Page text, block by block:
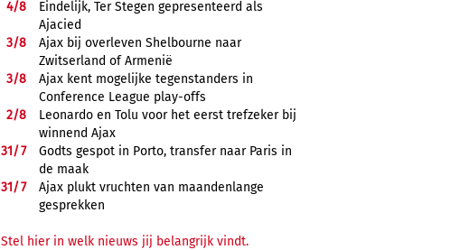
4/8
Eindelijk, Ter Stegen gepresenteerd als
Ajacied
3/8
Ajax bij overleven Shelbourne naar
Zwitserland of Armenië
3/8
Ajax kent mogelijke tegenstanders in
Conference League play-offs
2/8
Leonardo en Tolu voor het eerst trefzeker bij
winnend Ajax
31/7
Godts gespot in Porto, transfer naar Paris in
de maak
31/7
Ajax plukt vruchten van maandenlange
gesprekken
Stel hier in welk nieuws jij belangrijk vindt.